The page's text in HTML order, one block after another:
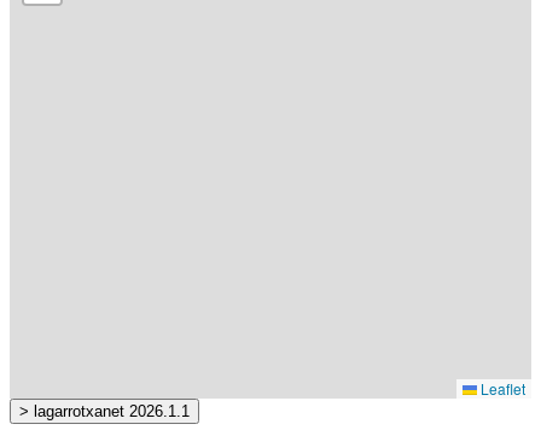
Leaflet
> lagarrotxanet 2026.1.1